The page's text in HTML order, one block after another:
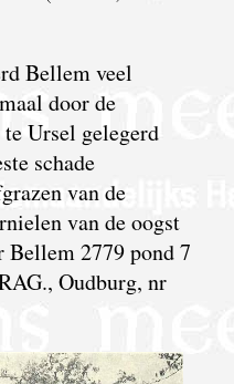
Bellem veel
door de
Ursel gelegerd
schade
van de
van de oogst
2779 pond 7
Oudburg, nr